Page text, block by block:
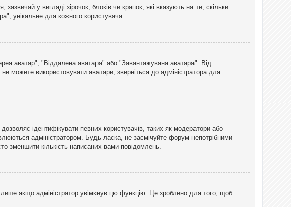
у вигляді зірочок, блоків чи крапок, які вказують на те, скільки
унікальне для кожного користувача.
аватар", "Віддалена аватара" або "Завантажувана аватара". Від
можете використовувати аватари, зверніться до адміністратора для
ідентифікувати певних користувачів, таких як модератори або
адміністратором. Будь ласка, не засмічуйте форум непотрібними
зменшити кількість написаних вами повідомлень.
якщо адміністратор увімкнув цю функцію. Це зроблено для того, щоб